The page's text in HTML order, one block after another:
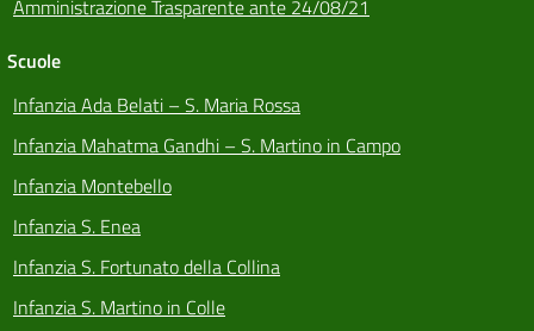
Amministrazione Trasparente ante 24/08/21
Scuole
Infanzia Ada Belati – S. Maria Rossa
Infanzia Mahatma Gandhi – S. Martino in Campo
Infanzia Montebello
Infanzia S. Enea
Infanzia S. Fortunato della Collina
Infanzia S. Martino in Colle